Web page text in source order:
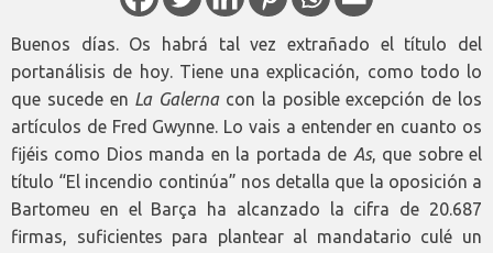
Buenos días. Os habrá tal vez extrañado el título del
portanálisis de hoy. Tiene una explicación, como todo lo
que sucede en La Galernacon la posible excepción de los
artículos de Fred Gwynne. Lo vais a entender en cuanto os
fijéis como Dios manda en la portada de As, que sobre el
título “El incendio continúa” nos detalla que la oposición a
Bartomeu en el Barça ha alcanzado la cifra de 20.687
firmas, suficientes para plantear al mandatario culé un